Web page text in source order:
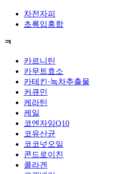
차전자피
초록입홍합
ㅋ
카르니틴
카무트효소
카테킨·녹차추출물
커큐민
케라틴
케일
코엔자임Q10
코유산균
코코넛오일
콘드로이친
콜라겐